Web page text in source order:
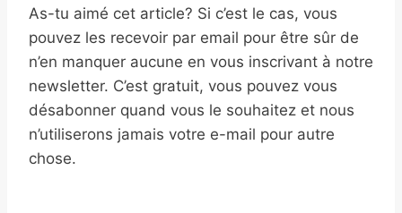
As-tu aimé cet article? Si c’est le cas, vous
pouvez les recevoir par email pour être sûr de
n’en manquer aucune en vous inscrivant à notre
newsletter. C’est gratuit, vous pouvez vous
désabonner quand vous le souhaitez et nous
n’utiliserons jamais votre e-mail pour autre
chose.